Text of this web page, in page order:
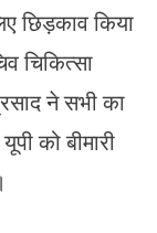
छिड़काव किया
चिकित्सा
ने सभी का
को बीमारी